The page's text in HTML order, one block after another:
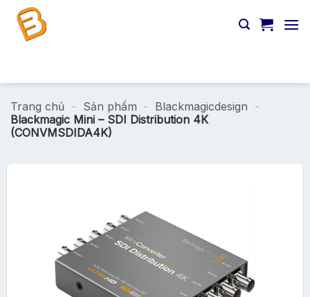
Chuyển
đến
Trang chủ - Sản phẩm - Blackmagicdesign -
Blackmagic Mini – SDI Distribution 4K
(CONVMSDIDA4K)